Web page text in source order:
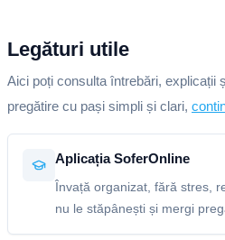
Legături utile
Aici poți consulta întrebări, explicații
pregătire cu pași simpli și clari,
Aplicația SoferOnline
Învață organizat, fără stres,
nu le stăpânești și mergi